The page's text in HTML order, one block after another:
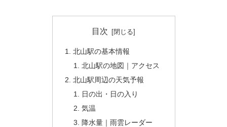
目次
北山駅の基本情報
北山駅の地図｜アクセス
北山駅周辺の天気予報
日の出・日の入り
気温
降水量｜雨雲レーダー